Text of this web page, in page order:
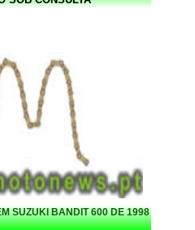
SUZUKI BANDIT 600 DE 1998